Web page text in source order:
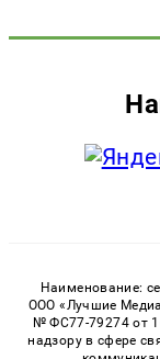
Наименование:
ООО «Лучшие
№ ФС77-79274 от
надзору в сфере